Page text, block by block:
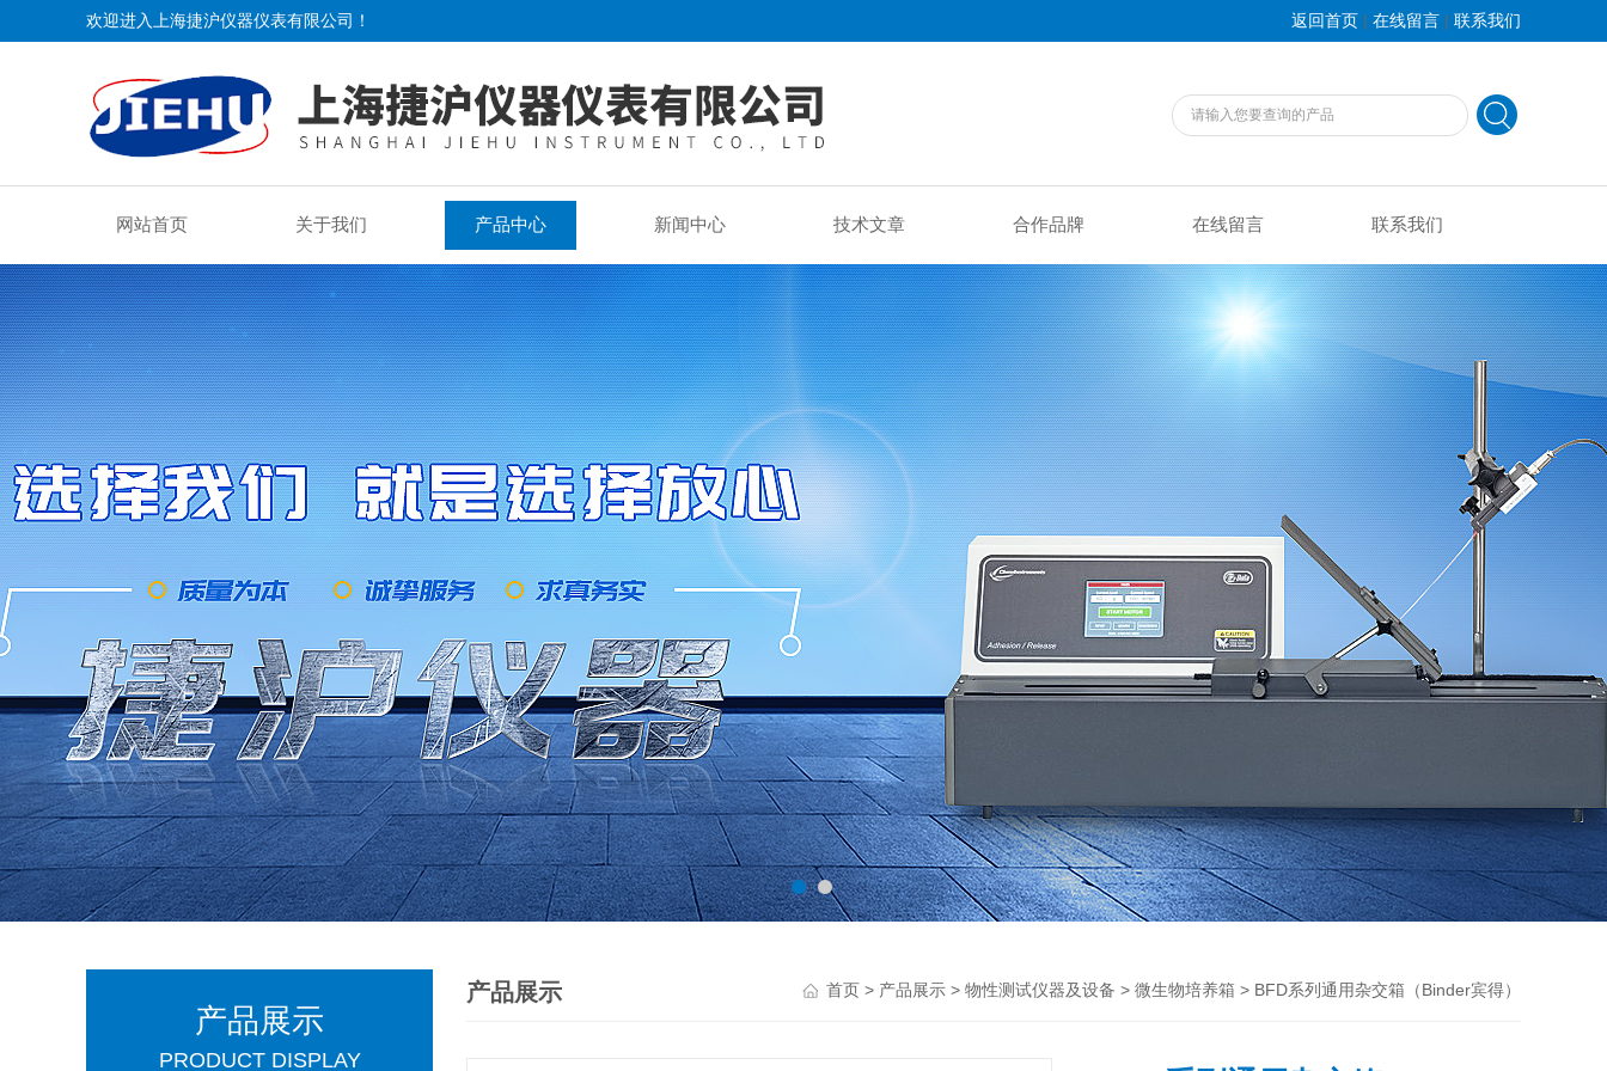
欢迎进入上海捷沪仪器仪表有限公司！ 返回首页 | 在线留言 | 联系我们
网站首页 关于我们 产品中心 新闻中心 技术文章 合作品牌 在线留言 联系我们
产品展示
PRODUCT DISPLAY
产品展示 首页 > 产品展示 > 物性测试仪器及设备 > 微生物培养箱 > BFD系列通用杂交箱（Binder宾得）